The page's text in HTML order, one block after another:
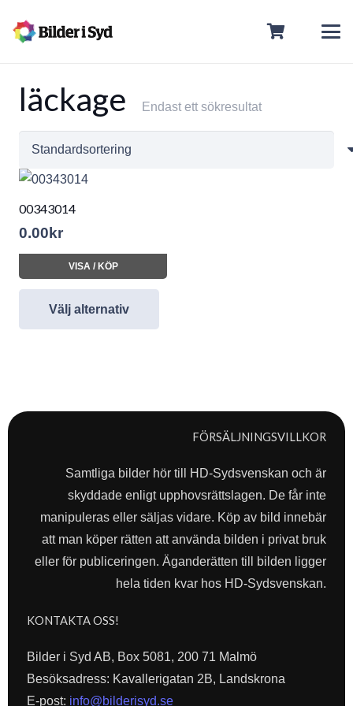
läckage Endast ett sökresultat
00343014
0.00 kr
VISA / KÖP
Välj alternativ
FÖRSÄLJNINGSVILLKOR
Samtliga bilder hör till HD-Sydsvenskan och är
skyddade enligt upphovsrättslagen. De får inte
manipuleras eller säljas vidare. Köp av bild innebär
att man köper rätten att använda bilden i privat bruk
eller för publiceringen. Äganderätten till bilden ligger
hela tiden kvar hos HD-Sydsvenskan.
KONTAKTA OSS!
Bilder i Syd AB, Box 5081, 200 71 Malmö
Besöksadress: Kavallerigatan 2B, Landskrona
E-post: info@bilderisyd.se